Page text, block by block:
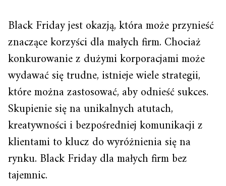
Black Friday jest okazją, która może przynieść
znaczące korzyści dla małych firm. Chociaż
konkurowanie z dużymi korporacjami może
wydawać się trudne, istnieje wiele strategii,
które można zastosować, aby odnieść sukces.
Skupienie się na unikalnych atutach,
kreatywności i bezpośredniej komunikacji z
klientami to klucz do wyróżnienia się na
rynku. Black Friday dla małych firm bez
tajemnic.